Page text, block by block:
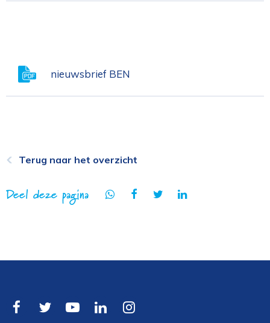
nieuwsbrief BEN
Terug naar het overzicht
Deel deze pagina